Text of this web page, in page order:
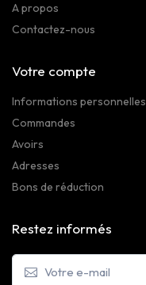
A propos
Contactez-nous
Votre compte
Informations personnelles
Commandes
Avoirs
Adresses
Bons de réduction
Restez informés